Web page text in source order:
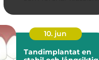
energibaserad ...
10. jun
Tandimplantat en